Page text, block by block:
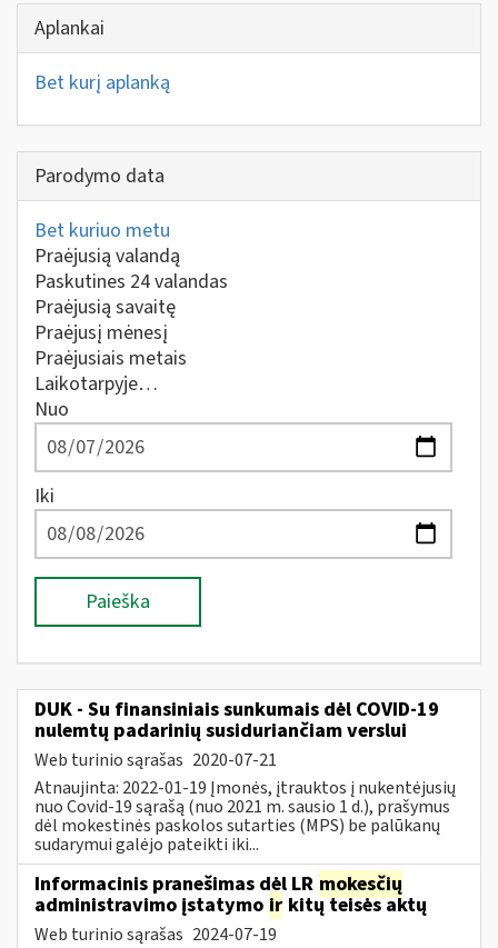
Aplankai
Bet kurį aplanką
Parodymo data
Bet kuriuo metu
Praėjusią valandą
Paskutines 24 valandas
Praėjusią savaitę
Praėjusį mėnesį
Praėjusiais metais
Laikotarpyje…
Nuo
Iki
Paieška
DUK - Su finansiniais sunkumais dėl COVID-19
nulemtų padarinių susiduriančiam verslui
Web turinio sąrašas 2020-07-21
Atnaujinta: 2022-01-19 Įmonės, įtrauktos į nukentėjusių
nuo Covid-19 sąrašą (nuo 2021 m. sausio 1 d.), prašymus
dėl mokestinės paskolos sutarties (MPS) be palūkanų
sudarymui galėjo pateikti iki...
Informacinis pranešimas dėl LR mokesčių
administravimo įstatymo ir kitų teisės aktų
Web turinio sąrašas 2024-07-19